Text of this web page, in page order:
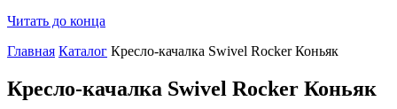
Читать до конца
Главная Каталог Кресло-качалка Swivel Rocker Коньяк
Кресло-качалка Swivel Rocker Коньяк